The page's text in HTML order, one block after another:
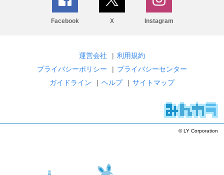
Facebook X Instagram
運営会社 | 利用規約
プライバシーポリシー
| プライバシーセンター
ガイドライン
| ヘルプ | サイトマップ
© LY Corporation